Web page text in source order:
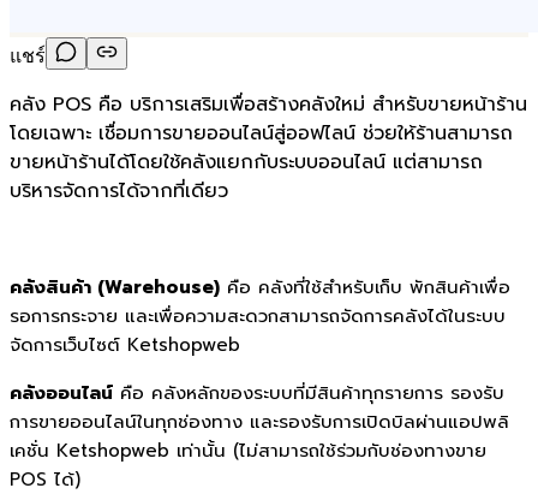
แชร์
คลัง POS คือ บริการเสริมเพื่อสร้างคลังใหม่ สำหรับขายหน้าร้าน
โดยเฉพาะ เชื่อมการขายออนไลน์สู่ออฟไลน์ ช่วยให้ร้านสามารถ
ขายหน้าร้านได้โดยใช้คลังแยกกับระบบออนไลน์ แต่สามารถ
บริหารจัดการได้จากที่เดียว
คลังสินค้า (Warehouse) คือ คลังที่ใช้สำหรับเก็บ พักสินค้าเพื่อ
รอการกระจาย และเพื่อความสะดวกสามารถจัดการคลังได้ในระบบ
จัดการเว็บไซต์ Ketshopweb
คลังออนไลน์ คือ คลังหลักของระบบที่มีสินค้าทุกรายการ รองรับ
การขายออนไลน์ในทุกช่องทาง และรองรับการเปิดบิลผ่านแอปพลิ
เคชั่น Ketshopweb เท่านั้น (ไม่สามารถใช้ร่วมกับช่องทางขาย
POS ได้)